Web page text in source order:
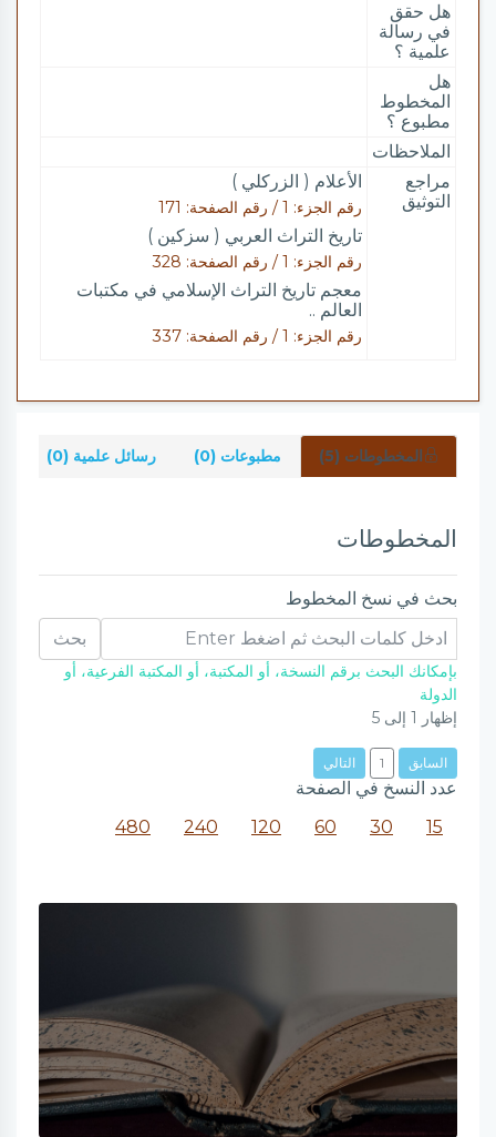
هل حقق
في رسالة
علمية ؟
هل
المخطوط
مطبوع ؟
الملاحظات
مراجع
التوثيق
الأعلام ( الزركلي )
رقم الجزء: 1 / رقم الصفحة: 171
تاريخ التراث العربي ( سزكين )
رقم الجزء: 1 / رقم الصفحة: 328
معجم تاريخ التراث الإسلامي في مكتبات
العالم ..
رقم الجزء: 1 / رقم الصفحة: 337
المخطوطات (5) مطبوعات (0) رسائل علمية (0)
المخطوطات
بحث في نسخ المخطوط
بحث
بإمكانك البحث برقم النسخة، أو المكتبة، أو المكتبة الفرعية، أو
الدولة
إظهار 1 إلى 5
السابق 1 التالي
عدد النسخ في الصفحة
15
30
60
120
240
480